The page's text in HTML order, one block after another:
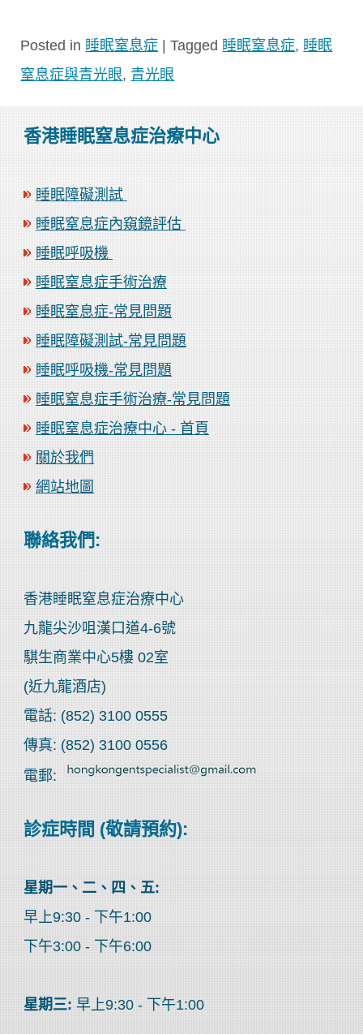
Posted in 睡眠窒息症 |Tagged 睡眠窒息症, 睡眠
窒息症與青光眼, 青光眼
香港睡眠窒息症治療中心
睡眠障礙測試
睡眠窒息症內窺鏡評估
睡眠呼吸機
睡眠窒息症手術治療
睡眠窒息症-常見問題
睡眠障礙測試-常見問題
睡眠呼吸機-常見問題
睡眠窒息症手術治療-常見問題
睡眠窒息症治療中心 - 首頁
關於我們
網站地圖
聯絡我們:
香港睡眠窒息症治療中心
九龍尖沙咀漢口道4-6號
騏生商業中心5樓 02室
(近九龍酒店)
電話: (852) 3100 0555
傳真: (852) 3100 0556
電郵:
診症時間 (敬請預約):
星期一、二、四、五:
早上9:30 - 下午1:00
下午3:00 - 下午6:00
星期三: 早上9:30 - 下午1:00